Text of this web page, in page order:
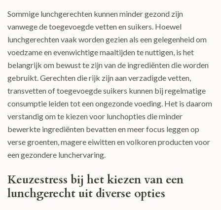
Sommige lunchgerechten kunnen minder gezond zijn
vanwege de toegevoegde vetten en suikers. Hoewel
lunchgerechten vaak worden gezien als een gelegenheid om
voedzame en evenwichtige maaltijden te nuttigen, is het
belangrijk om bewust te zijn van de ingrediënten die worden
gebruikt. Gerechten die rijk zijn aan verzadigde vetten,
transvetten of toegevoegde suikers kunnen bij regelmatige
consumptie leiden tot een ongezonde voeding. Het is daarom
verstandig om te kiezen voor lunchopties die minder
bewerkte ingrediënten bevatten en meer focus leggen op
verse groenten, magere eiwitten en volkoren producten voor
een gezondere lunchervaring.
Keuzestress bij het kiezen van een
lunchgerecht uit diverse opties